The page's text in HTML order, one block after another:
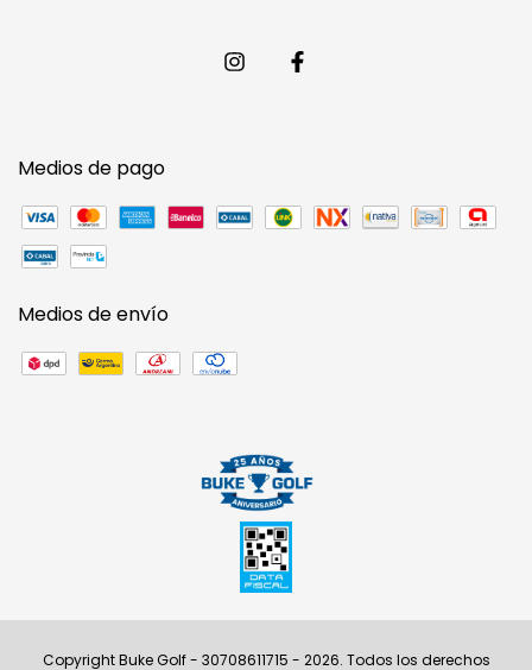
Medios de pago
Medios de envío
Copyright Buke Golf - 30708611715 - 2026. Todos los derechos